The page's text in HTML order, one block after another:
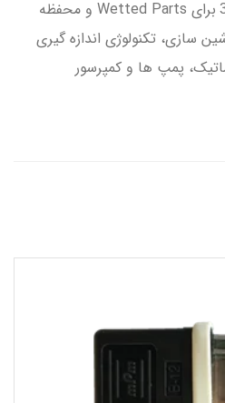
برای Wetted Parts و محفظه
سازی، تکنولوژی اندازه گیری
پمپ ها و کمپرسور